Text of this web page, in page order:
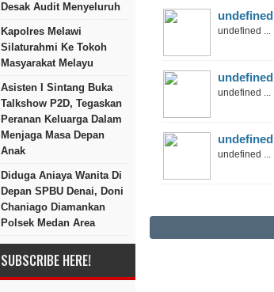
Desak Audit Menyeluruh
Kapolres Melawi
Silaturahmi Ke Tokoh
Masyarakat Melayu
Asisten I Sintang Buka
Talkshow P2D, Tegaskan
Peranan Keluarga Dalam
Menjaga Masa Depan
Anak
Diduga Aniaya Wanita Di
Depan SPBU Denai, Doni
Chaniago Diamankan
Polsek Medan Area
SUBSCRIBE HERE!
undefined
undefined ...
undefined
undefined ...
undefined
undefined ...